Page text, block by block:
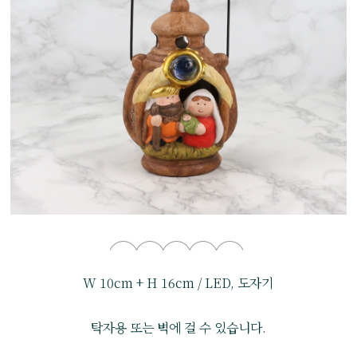
W 10cm + H 16cm / LED, 도자기
탁자용 또는 벽에 걸 수 있습니다.